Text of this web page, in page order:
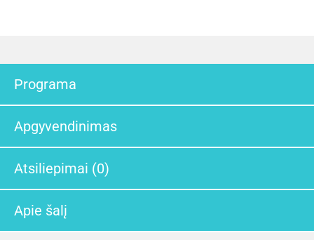
Programa
Apgyvendinimas
Atsiliepimai (0)
Apie šalį